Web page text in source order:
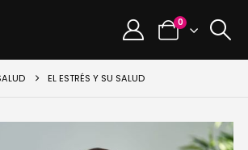
0
EL ESTRÉS Y SU SALUD